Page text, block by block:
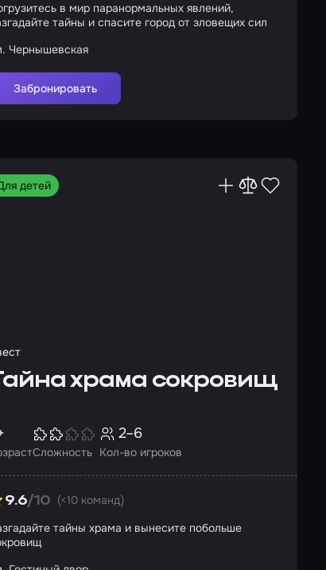
в мир паранормальных явлений,
тайны и спасите город от зловещих сил
Чернышевская
Забронировать
детей
храма сокровищ
Сложность Кол-во игроков
2–6
9.6/10 (<10 команд)
тайны храма и вынесите побольше